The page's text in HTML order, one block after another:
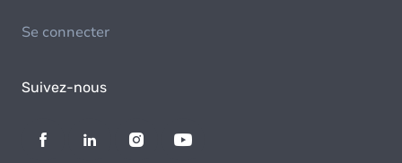
Se connecter
Suivez-nous